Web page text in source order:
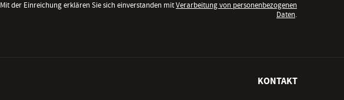
Mit der Einreichung erklären Sie sich einverstanden mitVerarbeitung von personenbezogenen
Daten.
KONTAKT